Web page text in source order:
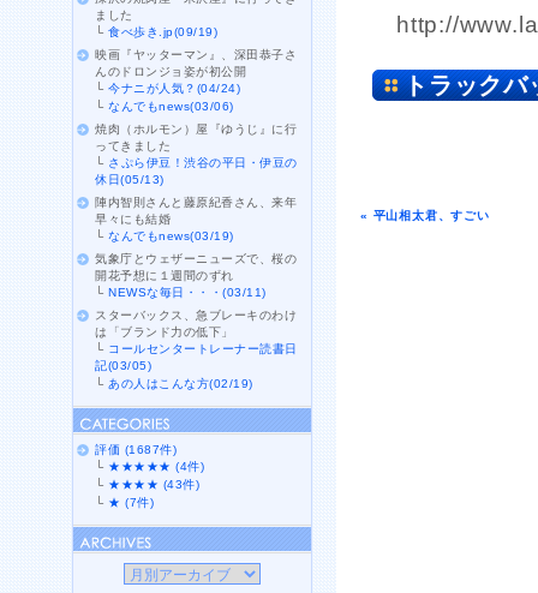
http://
トラックバ
« 平山相太君、すごい
ました
└食べ歩き.jp(09/19)
映画『ヤッターマン』、深田恭子さ
んのドロンジョ姿が初公開
└今ナニが人気？(04/24)
└なんでもnews(03/06)
焼肉（ホルモン）屋『ゆうじ』に行
ってきました
└ さぷら伊豆！渋谷の平日・伊豆の
休日(05/13)
陣内智則さんと藤原紀香さん、来年
早々にも結婚
└なんでもnews(03/19)
気象庁とウェザーニューズで、桜の
開花予想に１週間のずれ
└NEWSな毎日・・・(03/11)
スターバックス、急ブレーキのわけ
は「ブランド力の低下」
└ コールセンタートレーナー読書日
記(03/05)
└ あの人はこんな方(02/19)
評価 (1687件)
└ ★★★★★ (4件)
└ ★★★★ (43件)
└ ★ (7件)